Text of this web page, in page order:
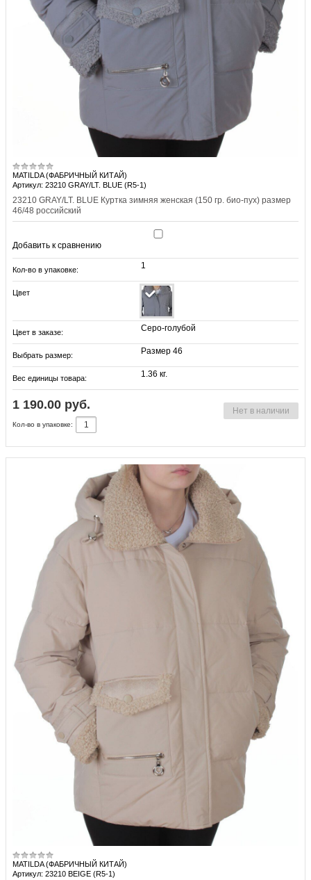
MATILDA (ФАБРИЧНЫЙ КИТАЙ)
Артикул: 23210 GRAY/LT. BLUE (R5-1)
23210 GRAY/LT. BLUE Куртка зимняя женская (150 гр. био-пух) размер
46/48 российский
Добавить к сравнению
Кол-во в упаковке: 1
Цвет
Цвет в заказе: Серо-голубой
Выбрать размер: Размер 46
Вес единицы товара: 1.36 кг.
1 190.00 руб. Нет в наличии
Кол-во в упаковке:
MATILDA (ФАБРИЧНЫЙ КИТАЙ)
Артикул: 23210 BEIGE (R5-1)